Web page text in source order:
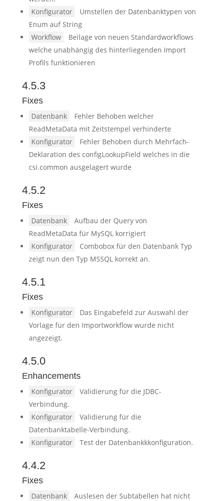
Konfigurator
Umstellen der Datenbanktypen von
Enum auf String
Workflow
Beilage von neuen Standardworkflows
welche unabhängig des hinterliegenden Import
Profils funktionieren
4.5.3
Fixes
Datenbank
Fehler Behoben welcher
ReadMetaData mit Zeitstempel verhinderte
Konfigurator
Fehler Behoben durch Mehrfach-
Deklaration des configLookupField welches in die
csi.common ausgelagert wurde
4.5.2
Fixes
Datenbank
Aufbau der Query von
ReadMetaData für MySQL korrigiert
Konfigurator
Combobox für den Datenbank Typ
zeigt nun den Typ MSSQL korrekt an.
4.5.1
Fixes
Konfigurator
Das Eingabefeld zur Auswahl der
Vorlage für den Importworkflow wurde nicht
angezeigt.
4.5.0
Enhancements
Konfigurator
Validierung für die JDBC-
Verbindung.
Konfigurator
Validierung für die
Datenbanktabelle-Verbindung.
Konfigurator
Test der Datenbankkkonfiguration.
4.4.2
Fixes
Datenbank
Auslesen der Subtabellen hat nicht